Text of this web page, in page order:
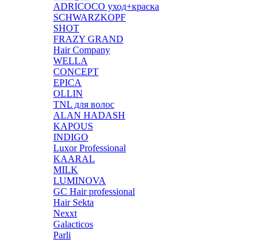
ADRICOCO уход+краска
SCHWARZKOPF
SHOT
FRAZY GRAND
Hair Company
WELLA
CONCEPT
EPICA
OLLIN
TNL для волос
ALAN HADASH
KAPOUS
INDIGO
Luxor Professional
KAARAL
MILK
LUMINOVA
GC Hair professional
Hair Sekta
Nexxt
Galacticos
Parli